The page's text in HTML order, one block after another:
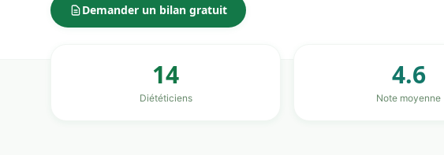
Demander un bilan gratuit
14
Diététiciens
4.6
Note moyenne